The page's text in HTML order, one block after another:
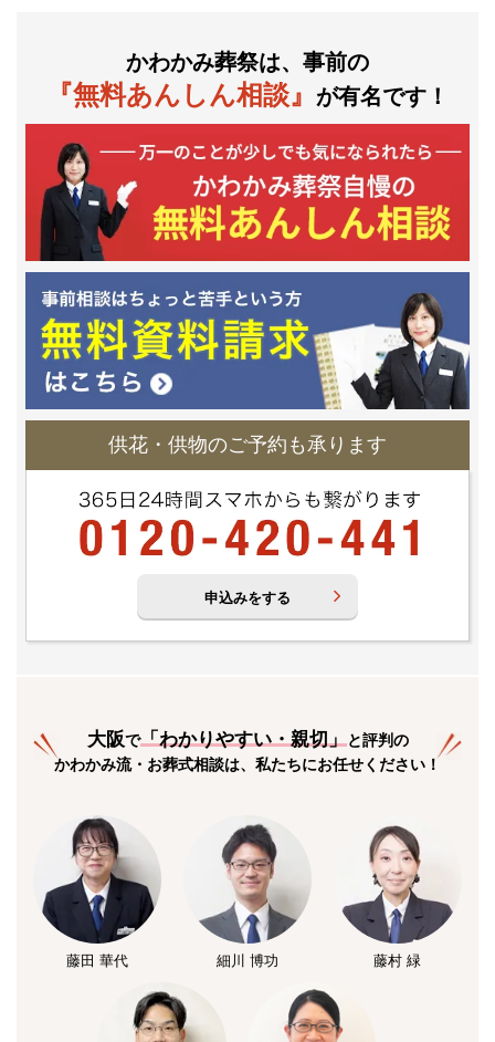
かわかみ葬祭は、事前の
『無料あんしん相談』 が有名です！
供花・供物のご予約も承ります
申込みをする
大阪で「わかりやすい・親切」と評判の
かわかみ流・お葬式相談は、私たちにお任せください！
藤田 華代 細川 博功 藤村 緑